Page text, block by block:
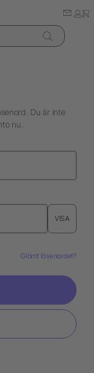
Du är inte
nu.
VISA
Glömt lösenordet?